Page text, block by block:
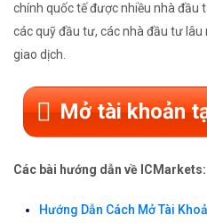
chính quốc tế được nhiều nhà đầu
các quỹ đầu tư, các nhà đầu tư
giao dịch.
Mở tài khoản
Các bài hướng dẫn về ICMarkets:
Hướng Dẫn Cách Mở Tài